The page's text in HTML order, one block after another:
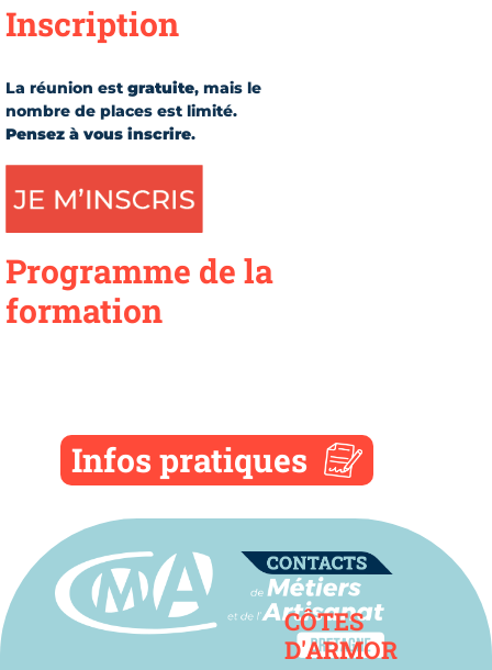
Inscription
La réunion est gratuite, mais le
nombre de places est limité.
Pensez à vous inscrire.
Programme de la
formation
Infos pratiques
Contact
CÔTES
D'ARMOR